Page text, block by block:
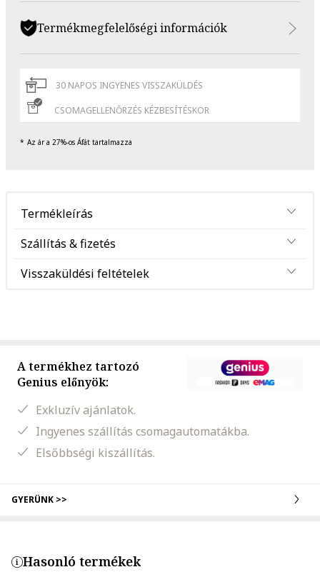
Termékmegfelelőségi információk
30 NAPOS INGYENES VISSZAKÜLDÉS
CSOMAGELLENŐRZÉS KÉZBESÍTÉSKOR
Az ár a 27%-os Áfát tartalmazza
Termékleírás
Szállítás & fizetés
Visszaküldési feltételek
A termékhez tartozó
Genius előnyök:
Exkluzív ajánlatok.
Ingyenes szállítás csomagautomatákba.
Elsőbbségi kiszállítás.
GYERÜNK >>
Hasonló termékek